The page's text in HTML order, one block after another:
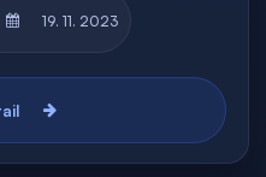
19. 11. 2023